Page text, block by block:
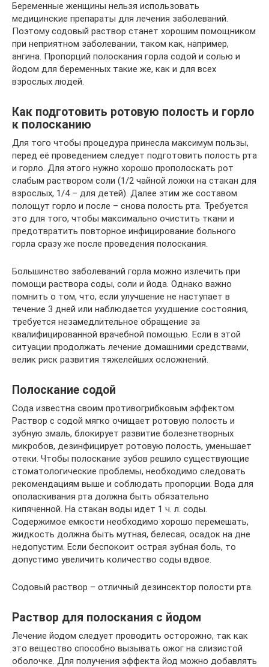
Беременные женщины нельзя использовать
медицинские препараты для лечения заболеваний.
Поэтому содовый раствор станет хорошим помощником
при неприятном заболевании, таком как, например,
ангина. Пропорций полоскания горла содой и солью и
йодом для беременных такие же, как и для всех
взрослых людей.
Как подготовить ротовую полость и горло
к полосканию
Для того чтобы процедура принесла максимум пользы,
перед её проведением следует подготовить полость рта
и горло. Для этого нужно хорошо прополоскать рот
слабым раствором соли (1/2 чайной ложки на стакан для
взрослых, 1/4 – для детей). Далее этим же составом
полощут горло и после – снова полость рта. Требуется
это для того, чтобы максимально очистить ткани и
предотвратить повторное инфицирование больного
горла сразу же после проведения полоскания.
Большинство заболеваний горла можно излечить при
помощи раствора соды, соли и йода. Однако важно
помнить о том, что, если улучшение не наступает в
течение 3 дней или наблюдается ухудшение состояния,
требуется незамедлительное обращение за
квалифицированной врачебной помощью. Если в этой
ситуации продолжать лечение домашними средствами,
велик риск развития тяжелейших осложнений.
Полоскание содой
Сода известна своим противогрибковым эффектом.
Раствор с содой мягко очищает ротовую полость и
зубную эмаль, блокирует развитие болезнетворных
микробов, дезинфицирует ротовую полость, уменьшает
отеки. Чтобы полоскание зубов решило существующие
стоматологические проблемы, необходимо следовать
рекомендациям выше и соблюдать пропорции. Вода для
ополаскивания рта должна быть обязательно
кипяченной. На стакан воды идет 1 ч. л. соды.
Содержимое емкости необходимо хорошо перемешать,
жидкость должна быть мутная, белесая, осадок на дне
недопустим. Если беспокоит острая зубная боль, то
допустимо увеличить количество соды вдвое.
Содовый раствор – отличный дезинсектор полости рта.
Раствор для полоскания с йодом
Лечение йодом следует проводить осторожно, так как
это вещество способно вызывать ожог на слизистой
оболочке. Для получения эффекта йод можно добавлять